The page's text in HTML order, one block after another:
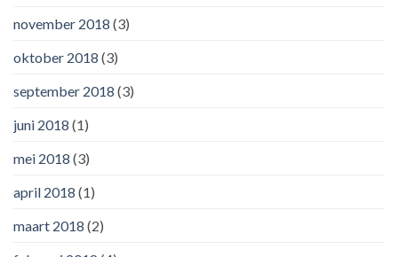
november 2018 (3)
oktober 2018 (3)
september 2018 (3)
juni 2018 (1)
mei 2018 (3)
april 2018 (1)
maart 2018 (2)